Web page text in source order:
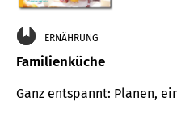
ERNÄHRUNG
Familienküche
Ganz entspannt: Planen,